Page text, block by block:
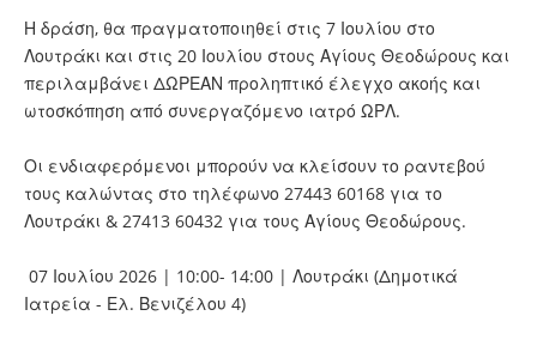
Η δράση, θα πραγματοποιηθεί στις 7 Ιουλίου στο
Λουτράκι και στις 20 Ιουλίου στους Αγίους Θεοδώρους και
περιλαμβάνει ΔΩΡΕΑΝ προληπτικό έλεγχο ακοής και
ωτοσκόπηση από συνεργαζόμενο ιατρό ΩΡΛ.
Οι ενδιαφερόμενοι μπορούν να κλείσουν το ραντεβού
τους καλώντας στο τηλέφωνο 27443 60168 για το
Λουτράκι & 27413 60432 για τους Αγίους Θεοδώρους.
07 Ιουλίου 2026 | 10:00- 14:00 | Λουτράκι (Δημοτικά
Ιατρεία - Ελ. Βενιζέλου 4)